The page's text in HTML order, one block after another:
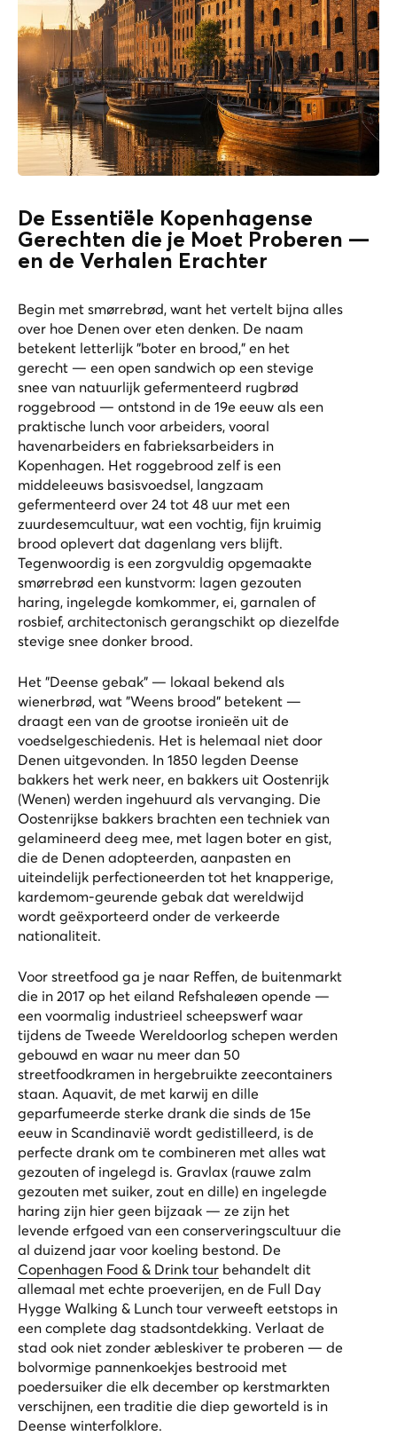
De Essentiële Kopenhagense
Gerechten die je Moet Proberen —
en de Verhalen Erachter
Begin met smørrebrød, want het vertelt bijna alles
over hoe Denen over eten denken. De naam
betekent letterlijk "boter en brood," en het
gerecht — een open sandwich op een stevige
snee van natuurlijk gefermenteerd rugbrød
roggebrood — ontstond in de 19e eeuw als een
praktische lunch voor arbeiders, vooral
havenarbeiders en fabrieksarbeiders in
Kopenhagen. Het roggebrood zelf is een
middeleeuws basisvoedsel, langzaam
gefermenteerd over 24 tot 48 uur met een
zuurdesemcultuur, wat een vochtig, fijn kruimig
brood oplevert dat dagenlang vers blijft.
Tegenwoordig is een zorgvuldig opgemaakte
smørrebrød een kunstvorm: lagen gezouten
haring, ingelegde komkommer, ei, garnalen of
rosbief, architectonisch gerangschikt op diezelfde
stevige snee donker brood.
Het "Deense gebak" — lokaal bekend als
wienerbrød, wat "Weens brood" betekent —
draagt een van de grootse ironieën uit de
voedselgeschiedenis. Het is helemaal niet door
Denen uitgevonden. In 1850 legden Deense
bakkers het werk neer, en bakkers uit Oostenrijk
(Wenen) werden ingehuurd als vervanging. Die
Oostenrijkse bakkers brachten een techniek van
gelamineerd deeg mee, met lagen boter en gist,
die de Denen adopteerden, aanpasten en
uiteindelijk perfectioneerden tot het knapperige,
kardemom-geurende gebak dat wereldwijd
wordt geëxporteerd onder de verkeerde
nationaliteit.
Voor streetfood ga je naar Reffen, de buitenmarkt
die in 2017 op het eiland Refshaleøen opende —
een voormalig industrieel scheepswerf waar
tijdens de Tweede Wereldoorlog schepen werden
gebouwd en waar nu meer dan 50
streetfoodkramen in hergebruikte zeecontainers
staan. Aquavit, de met karwij en dille
geparfumeerde sterke drank die sinds de 15e
eeuw in Scandinavië wordt gedistilleerd, is de
perfecte drank om te combineren met alles wat
gezouten of ingelegd is. Gravlax (rauwe zalm
gezouten met suiker, zout en dille) en ingelegde
haring zijn hier geen bijzaak — ze zijn het
levende erfgoed van een conserveringscultuur die
al duizend jaar voor koeling bestond. De
Copenhagen Food & Drink tour behandelt dit
allemaal met echte proeverijen, en de Full Day
Hygge Walking & Lunch tour verweeft eetstops in
een complete dag stadsontdekking. Verlaat de
stad ook niet zonder æbleskiver te proberen — de
bolvormige pannenkoekjes bestrooid met
poedersuiker die elk december op kerstmarkten
verschijnen, een traditie die diep geworteld is in
Deense winterfolklore.